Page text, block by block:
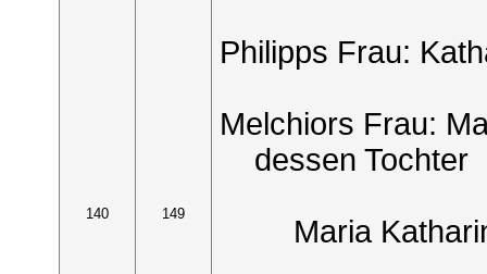
140 149
Philipps Frau:
Melchiors Frau:
dessen Tochter
Maria